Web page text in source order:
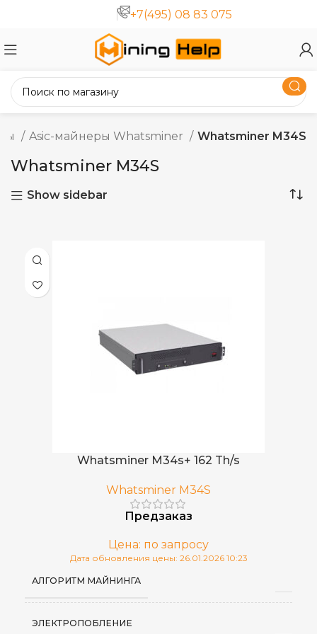
+7(495) 08 83 075
Asic-майнеры Whatsminer Whatsminer M34S
Whatsminer M34S
Show sidebar
Whatsminer M34s+ 162 Th/s
Whatsminer M34S
Предзаказ
Цена: по запросу
Дата обновления цены: 26.01.2026 10:23
АЛГОРИТМ МАЙНИНГА
ЭЛЕКТРОПОБЛЕНИЕ